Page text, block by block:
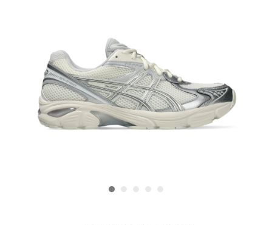
MARQUES